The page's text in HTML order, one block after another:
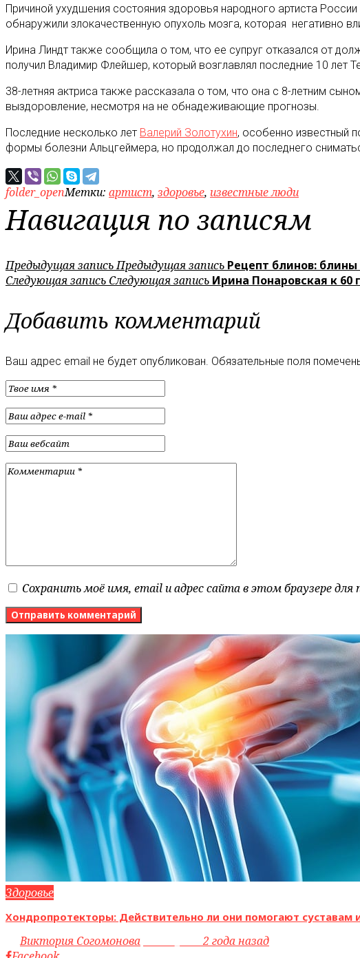
Причиной ухудшения состояния здоровья народного артиста
обнаружили злокачественную опухоль мозга, которая негативно
Ирина Линдт также сообщила о том, что ее супруг отказался от
получил Владимир Флейшер, который возглавлял последние 10 лет
38-летняя актриса также рассказала о том, что она с 8-летним
выздоровление, несмотря на не обнадеживающие прогнозы.
Последние несколько лет Валерий Золотухин, особенно известный
формы болезни Альцгеймера, но продолжал до последнего
folder_openМетки: артист, здоровье, известные люди
Навигация по записям
Предыдущая записьПредыдущая запись Рецепт блинов:
Следующая запись Следующая запись Ирина Понаровская к 60
Добавить комментарий
Ваш адрес email не будет опубликован. Обязательные поля
Сохранить моё имя, email и адрес сайта в этом браузере
Здоровье
Хондропротекторы: Действительно ли они помогают суставам
byВиктория Согомонова access_time2 года назад